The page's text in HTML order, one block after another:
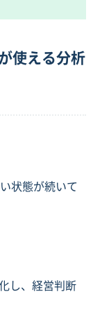
使える分析
状態が続いて
し、経営判断